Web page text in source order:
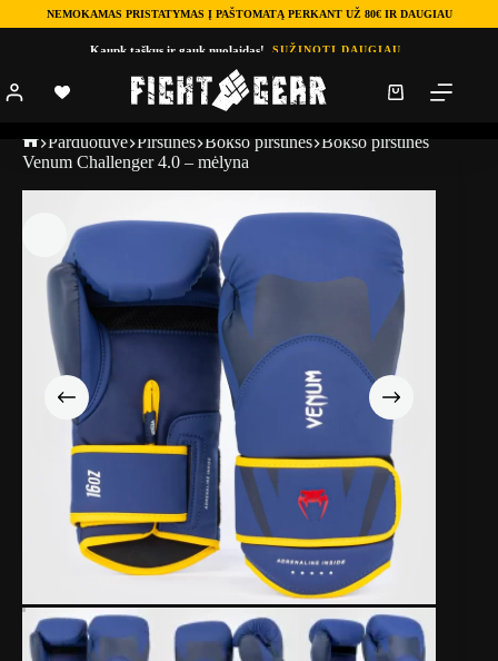
NEMOKAMAS PRISTATYMAS Į PAŠTOMATĄ PERKANT UŽ 80€ IR DAUGIAU
Kaupk taškus ir gauk nuolaidas! SUŽINOTI DAUGIAU
Parduotuve Pirštinės Bokso pirštinės Bokso pirštinės
Venum Challenger 4.0 – mėlyna